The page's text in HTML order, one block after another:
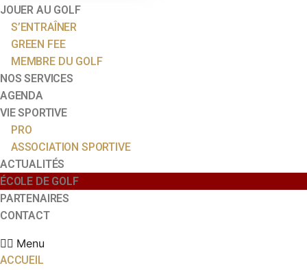
JOUER AU GOLF
S’ENTRAÎNER
GREEN FEE
MEMBRE DU GOLF
NOS SERVICES
AGENDA
VIE SPORTIVE
PRO
ASSOCIATION SPORTIVE
ACTUALITÉS
ÉCOLE DE GOLF
PARTENAIRES
CONTACT
Menu
ACCUEIL